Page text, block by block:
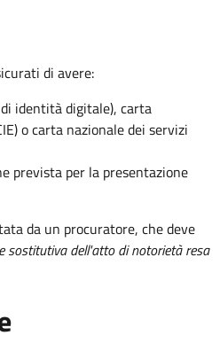
di avere:
identità digitale), carta
o carta nazionale dei servizi
prevista per la presentazione
da un procuratore, che deve
sostitutiva dell'atto di notorietà resa